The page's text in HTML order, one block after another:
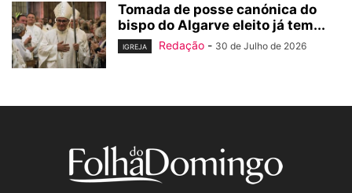
Tomada de posse canónica do
bispo do Algarve eleito já tem...
IGREJA Redação - 30 de Julho de 2026